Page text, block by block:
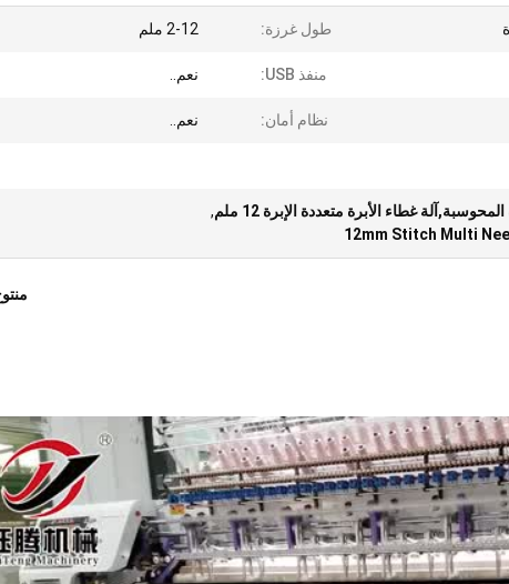
طول غرزة: 2-12 ملم
منفذ USB: نعم..
نظام أمان: نعم..
غطاء الأبرة متعددة الإبرة 12 ملم
,
12mm Stitch Multi